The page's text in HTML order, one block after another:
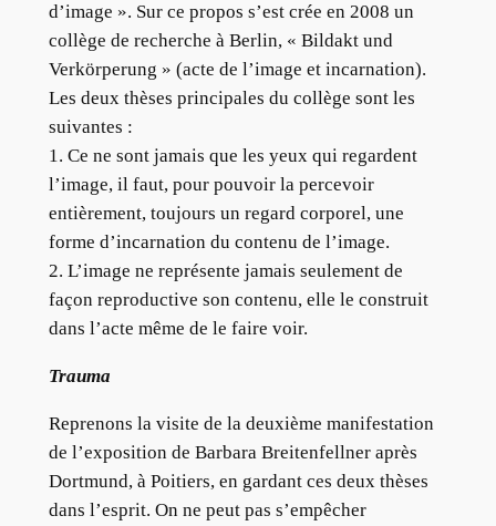
d’image ». Sur ce propos s’est crée en 2008 un
collège de recherche à Berlin, « Bildakt und
Verkörperung » (acte de l’image et incarnation).
Les deux thèses principales du collège sont les
suivantes :
1. Ce ne sont jamais que les yeux qui regardent
l’image, il faut, pour pouvoir la percevoir
entièrement, toujours un regard corporel, une
forme d’incarnation du contenu de l’image.
2. L’image ne représente jamais seulement de
façon reproductive son contenu, elle le construit
dans l’acte même de le faire voir.
Trauma
Reprenons la visite de la deuxième manifestation
de l’exposition de Barbara Breitenfellner après
Dortmund, à Poitiers, en gardant ces deux thèses
dans l’esprit. On ne peut pas s’empêcher